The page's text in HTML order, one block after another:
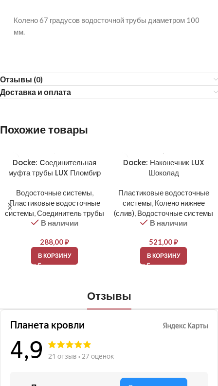
Колено 67 градусов водосточной трубы диаметром 100
мм.
Отзывы (0)
Доставка и оплата
Похожие товары
Docke: Cоединительная
муфта трубы LUX Пломбир
Водосточные системы,
Пластиковые водосточные
системы,Соединитель трубы
В наличии
288,00₽
В КОРЗИНУ
Docke: Наконечник LUX
Шоколад
Пластиковые водосточные
системы, Колено нижнее
(слив), Водосточные системы
В наличии
521,00₽
В КОРЗИНУ
Отзывы